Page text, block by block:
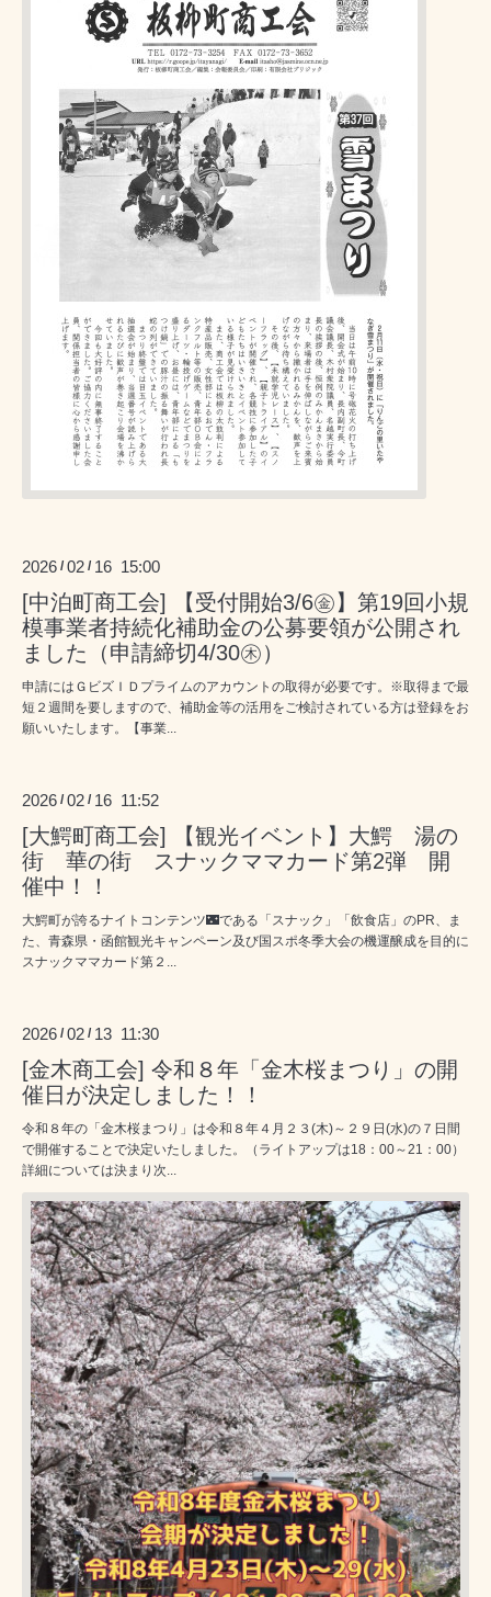
2026 /02 / 16 15:00
[中泊町商工会] 【受付開始3/6㊎】第19回小規
模事業者持続化補助金の公募要領が公開され
ました（申請締切4/30㊍）
申請にはＧビズＩＤプライムのアカウントの取得が必要です。※取得まで最
短２週間を要しますので、補助金等の活用をご検討されている方は登録をお
願いいたします。【事業...
2026 /02 / 16 11:52
[大鰐町商工会] 【観光イベント】大鰐 湯の
街 華の街 スナックママカード第2弾 開
催中！！
大鰐町が誇るナイトコンテンツ🌃である「スナック」「飲食店」のPR、ま
た、青森県・函館観光キャンペーン及び国スポ冬季大会の機運醸成を目的に
スナックママカード第２...
2026 /02 / 13 11:30
[金木商工会] 令和８年「金木桜まつり」の開
催日が決定しました！！
令和８年の「金木桜まつり」は令和８年４月２３(木)～２９日(水)の７日間
で開催することで決定いたしました。（ライトアップは18：00～21：00）
詳細については決まり次...